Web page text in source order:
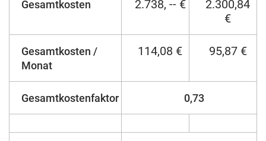
Gesamtkosten 2.738, -- €
2.300,84
€
Gesamtkosten /
Monat
114,08 € 95,87 €
Gesamtkostenfaktor 0,73